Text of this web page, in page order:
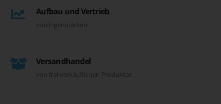
Aufbau und Vertrieb
von Eigenmarken
Versandhandel
von frei verkäuflichen Produkten